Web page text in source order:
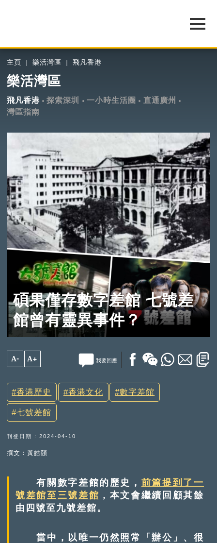
主頁 樂活灣區 飛凡香港
樂活灣區
飛凡香港 探索深圳 一小時生活圈
直通廣州
灣區指南
碩果僅存數字差館 七號差
館曾有靈異事件？
A- A+ 我要回應
香港歷史 香港文化 數字差館
七號差館
刊登日期 : 2024-04-10
撰文︰黃皓頤
有關數字差館的歷史， 前篇提到了一
號差館至三號差館 ，本文會繼續回顧其餘
由四號至九號差館。
當中，以唯一仍然照常「辦公」、很